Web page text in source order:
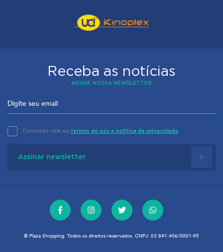
Receba as notícias
ASSINE NOSSA NEWSLETTER
Concordo com os termos de uso e política de privacidade .
Assinar newsletter
© Plaza Shopping. Todos os direitos reservados. CNPJ: 03.841.406/0001-95